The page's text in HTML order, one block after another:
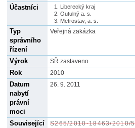
Účastníci
Liberecký kraj
Outulný a. s.
Metrostav, a. s.
Typ
správního
řízení
Veřejná zakázka
Výrok SŘ zastaveno
Rok 2010
Datum
nabytí
právní
moci
26. 9. 2011
Související
S265/2010-18463/2010/